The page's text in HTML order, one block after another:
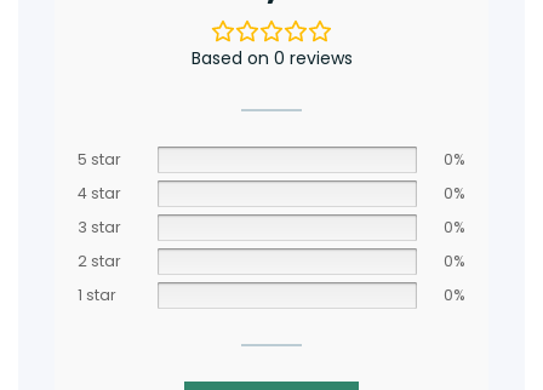
Based on 0 reviews
5 star
0%
4 star
0%
3 star
0%
2 star
0%
1 star
0%